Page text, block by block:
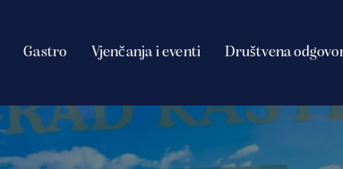
Gastro Vjenčanja i eventi Društvena